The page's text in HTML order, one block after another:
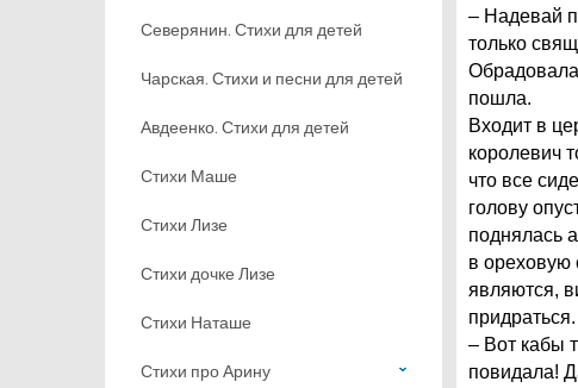
– Надевай
только
пошла.
Входит в
королевич
что все
голову
поднялась
в ореховую
являются,
– Вот кабы
повидала!
Северянин. Стихи для детей
Чарская. Стихи и песни для детей
Авдеенко. Стихи для детей
Стихи Маше
Стихи Лизе
Стихи дочке Лизе
Стихи Наташе
Стихи про Арину